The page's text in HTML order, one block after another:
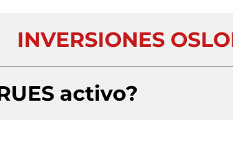
INVERSIONES
activo?